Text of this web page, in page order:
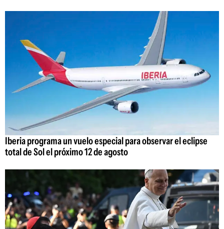
Iberia programa un vuelo especial para observar el eclipse
total de Sol el próximo 12 de agosto